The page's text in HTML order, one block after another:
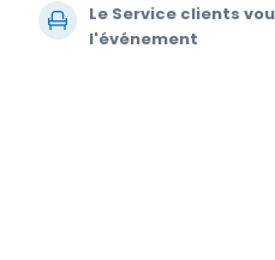
Le Service clients
l'événement